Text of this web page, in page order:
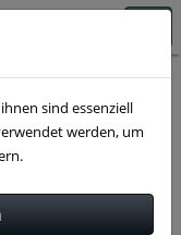
sind essenziell
werden, um